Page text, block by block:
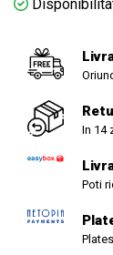
In 14
Poti